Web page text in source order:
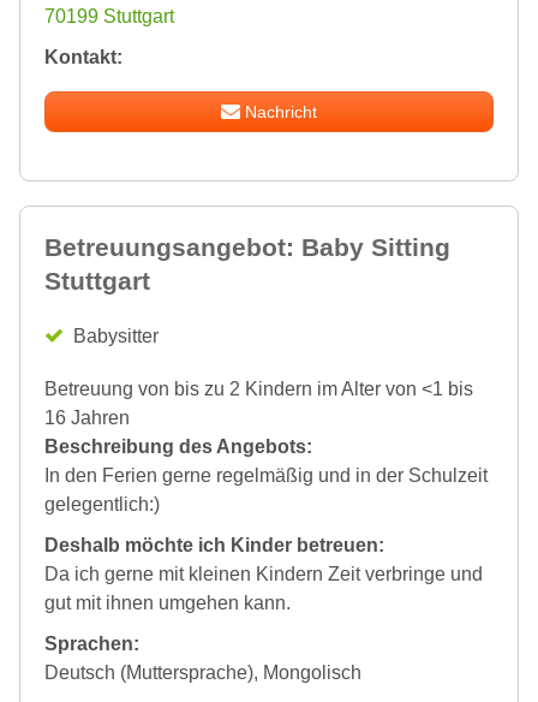
70199 Stuttgart
Kontakt:
Nachricht
Betreuungsangebot: Baby Sitting
Stuttgart
Babysitter
Betreuung von bis zu 2 Kindern im Alter von <1 bis
16 Jahren
Beschreibung des Angebots:
In den Ferien gerne regelmäßig und in der Schulzeit
gelegentlich:)
Deshalb möchte ich Kinder betreuen:
Da ich gerne mit kleinen Kindern Zeit verbringe und
gut mit ihnen umgehen kann.
Sprachen:
Deutsch (Muttersprache), Mongolisch